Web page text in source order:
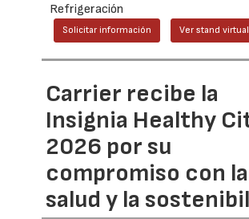
Refrigeración
Solicitar información Ver stand virtual
Carrier recibe la
Insignia Healthy
2026 por su
compromiso con la
salud y la